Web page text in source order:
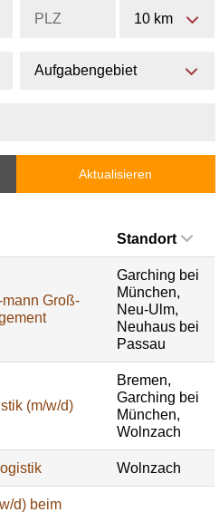
10 km
Aufgabengebiet
Aktualisieren
Standort
Groß-
Garching bei
München,
Neu-Ulm,
Neuhaus bei
Passau
(m/w/d)
Bremen,
Garching bei
München,
Wolnzach
Wolnzach
d) beim